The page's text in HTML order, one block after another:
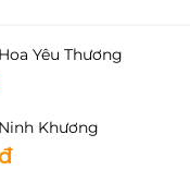
TTTM AeonMall Tân
Q. Tân Phú, Tp. Hồ
Vincom Megamall
Yêu Thương
Khương